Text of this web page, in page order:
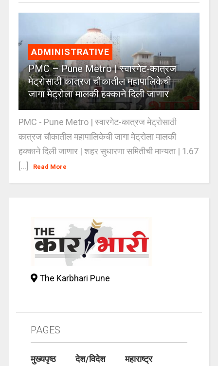
ADMINISTRATIVE
PMC – Pune Metro | स्वारगेट-कात्रज
मेट्रोसाठी कात्रज चौकातील महापालिकेची
जागा मेट्रोला मालकी हक्काने दिली जाणार
PMC - Pune Metro | स्वारगेट-कात्रज मेट्रोसाठी
कात्रज चौकातील महापालिकेची जागा मेट्रोला मालकी
हक्काने दिली जाणार | शहर सुधारणा समितीची मान्यता | 1.67
[...]
Read More
The Karbhari Pune
PAGES
मुख्यपृष्ठ देश/विदेश
महाराष्ट्र